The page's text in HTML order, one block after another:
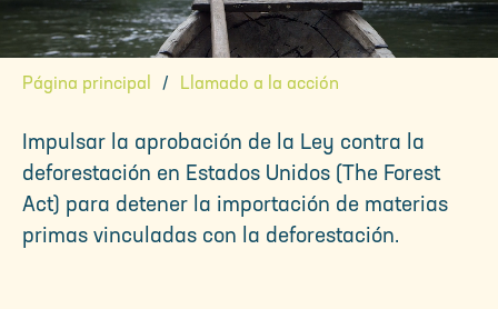
Página principal Llamado a la acción
Impulsar la aprobación de la Ley contra la
deforestación en Estados Unidos (The Forest
Act) para detener la importación de materias
primas vinculadas con la deforestación.